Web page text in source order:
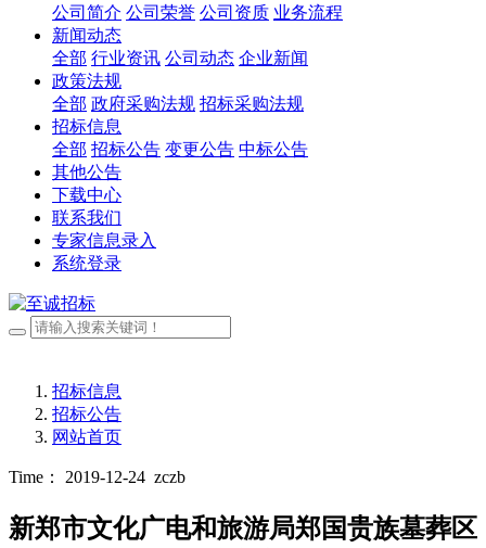
公司简介 公司荣誉 公司资质 业务流程
新闻动态
全部 行业资讯 公司动态 企业新闻
政策法规
全部 政府采购法规 招标采购法规
招标信息
全部 招标公告 变更公告 中标公告
其他公告
下载中心
联系我们
专家信息录入
系统登录
招标信息
招标公告
网站首页
Time： 2019-12-24 zczb
新郑市文化广电和旅游局郑国贵族墓葬区